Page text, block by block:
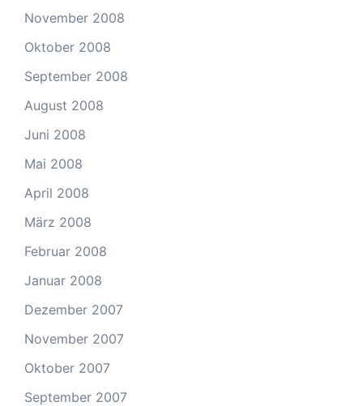
November 2008
Oktober 2008
September 2008
August 2008
Juni 2008
Mai 2008
April 2008
März 2008
Februar 2008
Januar 2008
Dezember 2007
November 2007
Oktober 2007
September 2007